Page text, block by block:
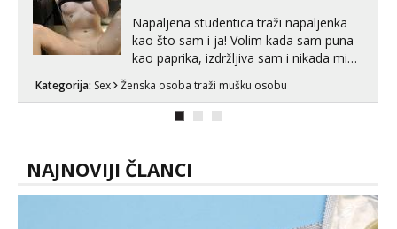
Napaljena studentica traži napaljenka
kao što sam i ja! Volim kada sam puna
kao paprika, izdržljiva sam i nikada mi
puta dnevno bilo kad i bilo gdje zato se
javi što prije da me isprobaš Klikni na
Kategorija: Sex Ženska osoba traži mušku osobu
NAJNOVIJI ČLANCI